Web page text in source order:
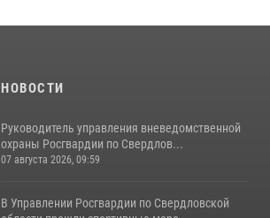
НОВОСТИ
Руководитель управления вневедомственной
охраны Росгвардии по Свердлов...
07 августа 2026, 09:59
В Управлении Росгвардии по Свердловской